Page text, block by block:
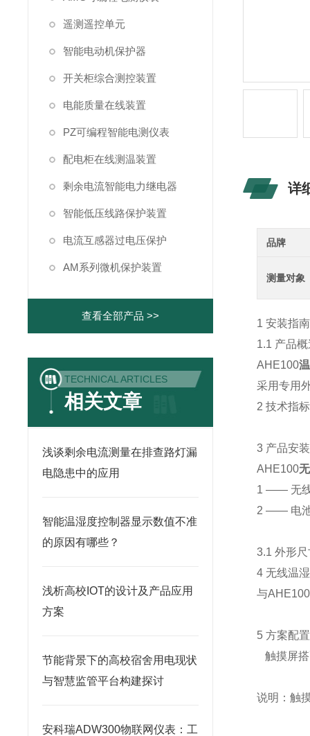
遥测遥控单元
智能电动机保护器
开关柜综合测控装置
电能质量在线装置
PZ可编程智能电测仪表
配电柜在线测温装置
剩余电流智能电力继电器
智能低压线路保护装置
电流互感器过电压保护
AM系列微机保护装置
查看全部产品 >>
TECHNICAL ARTICLES
相关文章
浅谈剩余电流测量在排查路灯漏
电隐患中的应用
智能温湿度控制器显示数值不准
的原因有哪些？
浅析高校IOT的设计及产品应用
方案
节能背景下的高校宿舍用电现状
与智慧监管平台构建探讨
安科瑞ADW300物联网仪表：工
详
品牌
测量对象
1 安装指南
1.1 产品
AHE100
采用专用
2 技术指标
3 产品安装
AHE100
1 —— 无
2 —— 电
3.1 外形
4 无线温
与
5 方案配置
触摸屏
说明：触